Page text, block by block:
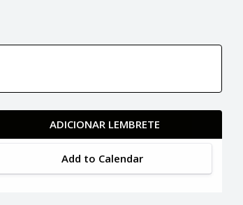
ADICIONAR LEMBRETE
Add to Calendar